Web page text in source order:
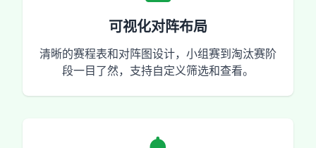
可视化对阵布局
清晰的赛程表和对阵图设计，小组赛到淘汰赛阶
段一目了然，支持自定义筛选和查看。